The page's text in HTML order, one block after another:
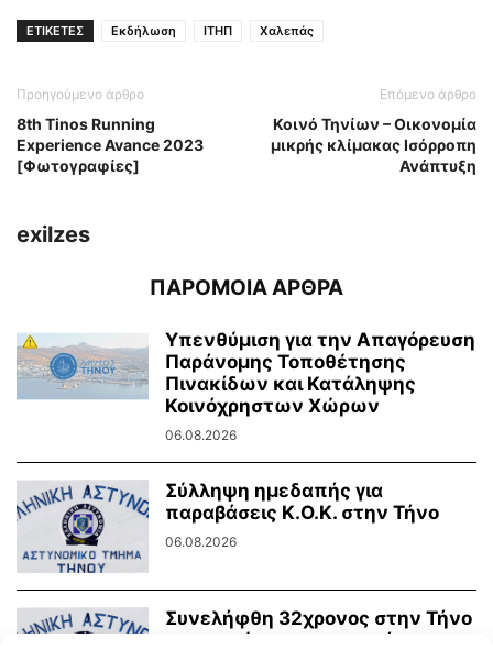
ΕΤΙΚΕΤΕΣ Εκδήλωση ΙΤΗΠ Χαλεπάς
Προηγούμενο άρθρο
8th Tinos Running
Experience Avance 2023
[Φωτογραφίες]
Επόμενο άρθρο
Κοινό Τηνίων – Οικονομία
μικρής κλίμακας Ισόρροπη
Ανάπτυξη
exilzes
ΠΑΡΟΜΟΙΑ ΑΡΘΡΑ
Υπενθύμιση για την Απαγόρευση
Παράνομης Τοποθέτησης
Πινακίδων και Κατάληψης
Κοινόχρηστων Χώρων
06.08.2026
Σύλληψη ημεδαπής για
παραβάσεις Κ.Ο.Κ. στην Τήνο
06.08.2026
Συνελήφθη 32χρονος στην Τήνο
για ηχορύπανση σε κατάστημα